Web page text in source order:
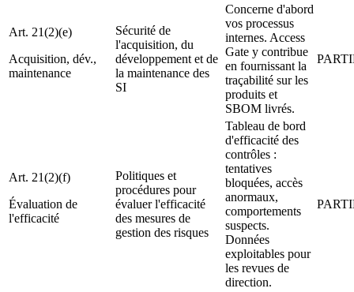
Art. 21(2)(e)
Acquisition, dév.,
maintenance
Sécurité de
l'acquisition, du
développement et de
la maintenance des
SI
Concerne d'abord
vos processus
internes. Access
Gate y contribue
en fournissant la
traçabilité sur les
produits et
SBOM livrés.
Art. 21(2)(f)
Évaluation de
l'efficacité
Politiques et
procédures pour
évaluer l'efficacité
des mesures de
gestion des risques
Tableau de bord
d'efficacité des
contrôles :
tentatives
bloquées, accès
anormaux,
comportements
suspects.
Données
exploitables pour
les revues de
direction.